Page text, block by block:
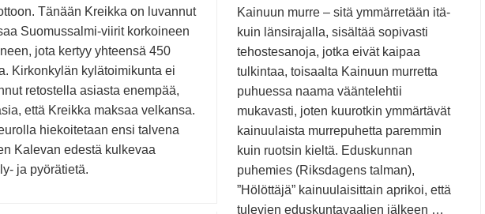
Tänään Kreikka on luvannut
Suomussalmi-viirit korkoineen
jota kertyy yhteensä 450
Kirkonkylän kylätoimikunta ei
retostella asiasta enempää,
että Kreikka maksaa velkansa.
hiekoitetaan ensi talvena
Kalevan edestä kulkevaa
ja pyörätietä.
Kainuun murre – sitä ymmärretään itä-
kuin länsirajalla, sisältää sopivasti
tehostesanoja, jotka eivät kaipaa
tulkintaa, toisaalta Kainuun murretta
puhuessa naama vääntelehtii
mukavasti, joten kuurotkin ymmärtävät
kainuulaista murrepuhetta paremmin
kuin ruotsin kieltä. Eduskunnan
puhemies (Riksdagens talman),
”Hölöttäjä” kainuulaisittain aprikoi, että
tulevien eduskuntavaalien jälkeen …